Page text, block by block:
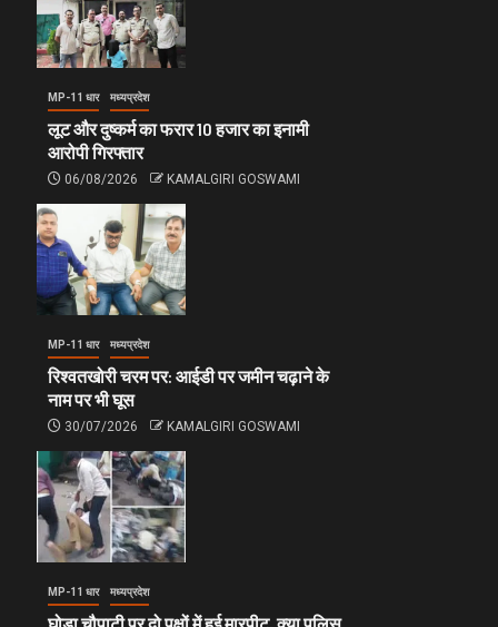
MP-11 धार मध्यप्रदेश
लूट और दुष्कर्म का फरार 10 हजार का इनामी
आरोपी गिरफ्तार
06/08/2026 KAMALGIRI GOSWAMI
MP-11 धार मध्यप्रदेश
रिश्वतखोरी चरम पर: आईडी पर जमीन चढ़ाने के
नाम पर भी घूस
30/07/2026 KAMALGIRI GOSWAMI
MP-11 धार मध्यप्रदेश
घोड़ा चौपाटी पर दो पक्षों में हुई मारपीट, क्या पुलिस